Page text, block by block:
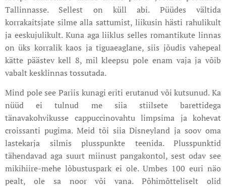
Tallinnasse. Sellest on küll abi. Püüdes vältida
korrakaitsjate silme alla sattumist, liikusin hästi rahulikult
ja eeskujulikult. Kuna aga liiklus selles romantikute linnas
on üks korralik kaos ja tiguaeaglane, siis jõudis vahepeal
kätte päästev kell 8, mil kleepsu pole enam vaja ja võib
vabalt kesklinnas tossutada.
Mind pole see Pariis kunagi eriti erutanud või kutsunud. Ka
nüüd ei tulnud me siia stiilsete barettidega
tänavakohvikusse cappuccinovahtu limpsima ja kohevat
croissanti pugima. Meid tõi siia Disneyland ja soov oma
lastekarja silmis plusspunkte teenida. Plusspunktid
tähendavad aga suurt miinust pangakontol, sest odav see
mikihiire-mehe lõbustuspark ei ole. Umbes 100 euri näo
pealt, ole sa noor või vana. Põhimõtteliselt olid